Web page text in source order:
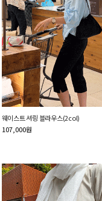
웨이스트 셔링 블라우스(2col)
107,000원